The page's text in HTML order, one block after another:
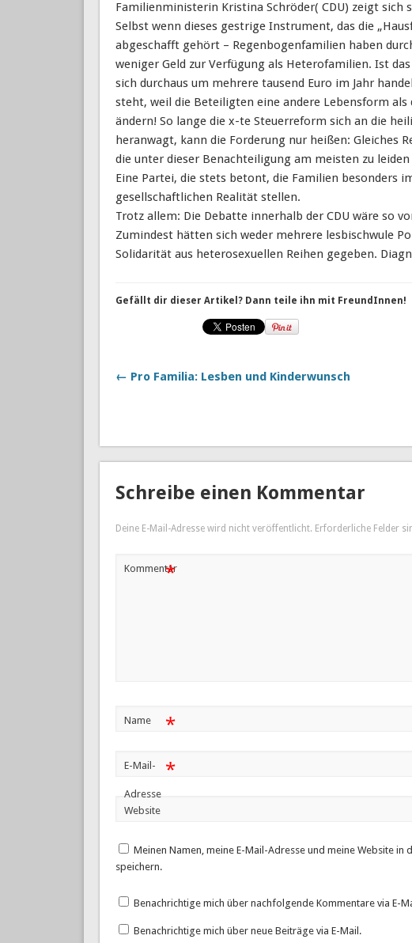
Familienministerin Kristina Schröder( CDU) zeigt sich
Selbst wenn dieses gestrige Instrument, das die
abgeschafft gehört – Regenbogenfamilien haben
weniger Geld zur Verfügung als Heterofamilien. Ist
sich durchaus um mehrere tausend Euro im Jahr
steht, weil die Beteiligten eine andere Lebensform
ändern! So lange die x-te Steuerreform sich an die
heranwagt, kann die Forderung nur heißen: Gleiches
die unter dieser Benachteiligung am meisten zu
Eine Partei, die stets betont, die Familien besonders
gesellschaftlichen Realität stellen.
Trotz allem: Die Debatte innerhalb der CDU wäre so
Zumindest hätten sich weder mehrere lesbischwule
Solidarität aus heterosexuellen Reihen gegeben.
Gefällt dir dieser Artikel? Dann teile ihn mit FreundInnen!
← Pro Familia: Lesben und Kinderwunsch
Schreibe einen Kommentar
Deine E-Mail-Adresse wird nicht veröffentlicht. Erforderliche Felder
Kommentar
*
Name *
E-Mail-
Adresse
*
Website
Meinen Namen, meine E-Mail-Adresse und meine Website
speichern.
Benachrichtige mich über nachfolgende Kommentare via E-
Benachrichtige mich über neue Beiträge via E-Mail.